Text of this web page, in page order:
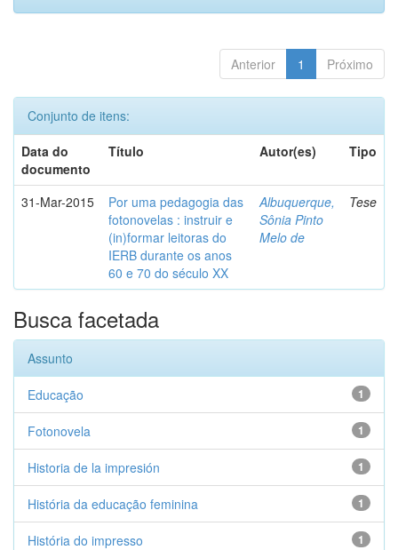
Anterior 1 Próximo
Conjunto de itens:
Data do
documento
Título Autor(es) Tipo
31-Mar-2015
Por uma pedagogia das
fotonovelas : instruir e
(in)formar leitoras do
IERB durante os anos
60 e 70 do século XX
Albuquerque,
Sônia Pinto
Melo de
Tese
Busca facetada
Assunto
1
Educação
1
Fotonovela
1
Historia de la impresión
1
História da educação feminina
1
História do impresso